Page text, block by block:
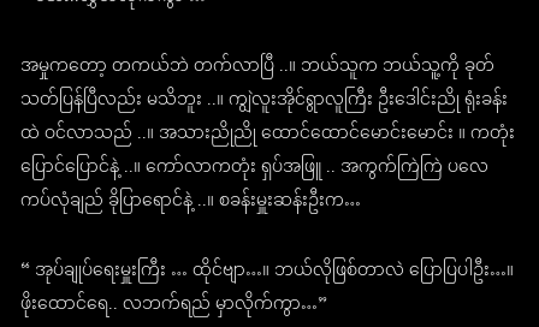
အမှုကတော့ တကယ်ဘဲ တက်လာပြီ ..။ ဘယ်သူက ဘယ်သူ့ကို ခုတ်
သတ်ပြန်ပြီလည်း မသိဘူး ..။ ကျွဲလူးအိုင်ရွာလူကြီး ဦးဒေါင်းညို ရုံးခန်း
ထဲ ဝင်လာသည် ..။ အသားညိုညို ထောင်ထောင်မောင်းမောင်း ။ ကတုံး
ပြောင်ပြောင်နဲ့ ..။ ကော်လာကတုံး ရှပ်အဖြူ .. အကွက်ကြဲကြဲ ပလေ
ကပ်လုံချည် ခိုပြာရောင်နဲ့ ..။ စခန်းမှူးဆန်းဦးက…
“ အုပ်ချုပ်ရေးမှူးကြီး … ထိုင်ဗျာ…။ ဘယ်လိုဖြစ်တာလဲ ပြောပြပါဦး…။
ဖိုးထောင်ရေ.. လဘက်ရည် မှာလိုက်ကွာ…”